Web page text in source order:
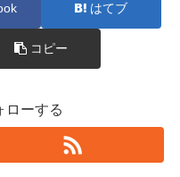
はてブ
コピー
ローする